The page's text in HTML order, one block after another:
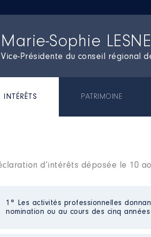
Marie-Sophie LESNE
Vice-Présidente du conseil régional
INTÉRÊTS PATRIMOINE
d’intérêts déposée le 10
1° Les activités professionnelles
nomination ou au cours des cinq